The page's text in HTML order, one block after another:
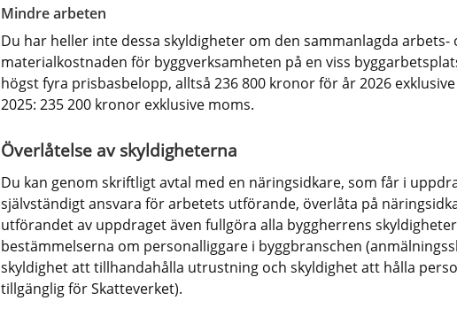
Mindre arbeten
Du har heller inte dessa skyldigheter om den sammanlagda arbets-
materialkostnaden för byggverksamheten på en viss
högst fyra prisbasbelopp, alltså 236 800 kronor för år 2026
2025: 235 200 kronor exklusive moms.
Överlåtelse av skyldigheterna
Du kan genom skriftligt avtal med en näringsidkare, som får i
självständigt ansvara för arbetets utförande, överlåta på
utförandet av uppdraget även fullgöra alla byggherrens
bestämmelserna om personalliggare i byggbranschen
skyldighet att tillhandahålla utrustning och skyldighet att hålla
tillgänglig för Skatteverket).